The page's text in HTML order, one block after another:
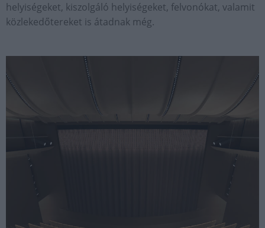
helyiségeket, kiszolgáló helyiségeket, felvonókat, valamit
közlekedőtereket is átadnak még.